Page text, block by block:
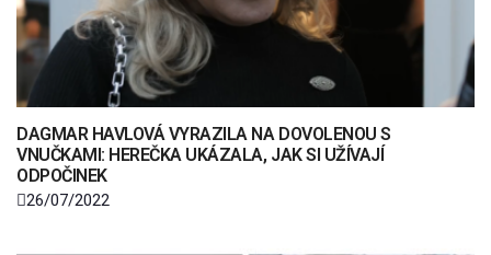
DAGMAR HAVLOVÁ VYRAZILA NA DOVOLENOU S
VNUČKAMI: HEREČKA UKÁZALA, JAK SI UŽÍVAJÍ
ODPOČINEK
26/07/2022